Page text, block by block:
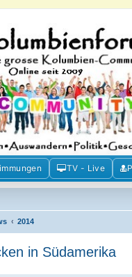
der Freunde
und Venezuela. Austausch,
TV - Live
2014
in Südamerika